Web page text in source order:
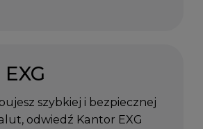
szybkiej i bezpiecznej
odwiedź Kantor EXG